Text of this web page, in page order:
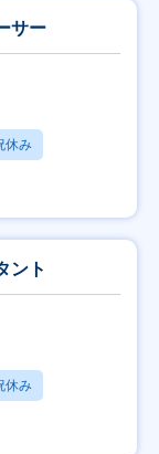
サー
休み
ント
休み